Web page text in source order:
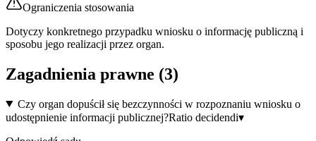
Ograniczenia stosowania
Dotyczy konkretnego przypadku wniosku o informację publiczną i
sposobu jego realizacji przez organ.
Zagadnienia prawne (3)
Czy organ dopuścił się bezczynności w rozpoznaniu wniosku o
udostępnienie informacji publicznej?Ratio decidendi▾